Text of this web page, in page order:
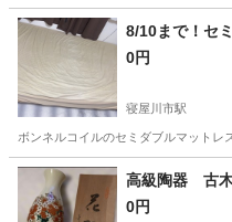
兵庫 南あわじ市 その他
8/10まで！セ
0円
寝屋川市駅
ボンネルコイルのセミダブルマット
大阪 寝屋川市 寝屋川市駅
高級陶器 古
0円